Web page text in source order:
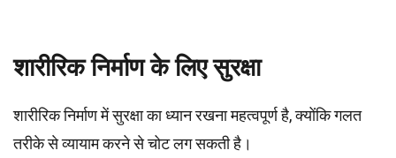
शारीरिक निर्माण के लिए सुरक्षा
शारीरिक निर्माण में सुरक्षा का ध्यान रखना महत्वपूर्ण है, क्योंकि गलत
तरीके से व्यायाम करने से चोट लग सकती है।